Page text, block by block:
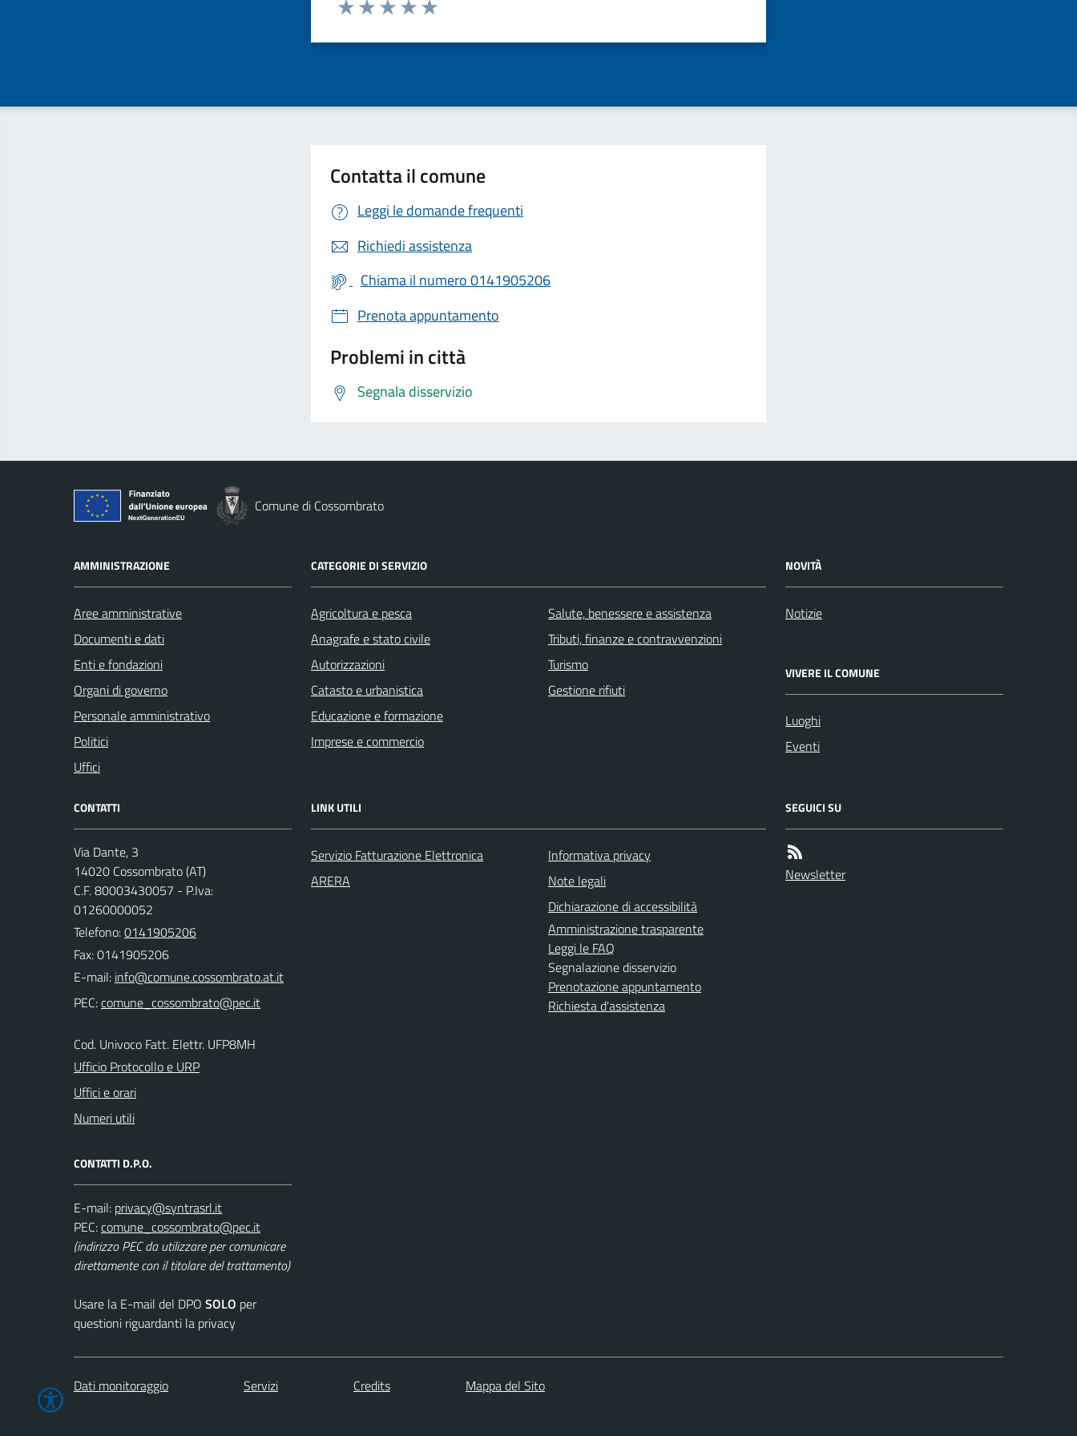
Contatta il comune
Leggi le domande frequenti
Richiedi assistenza
Chiama il numero 0141905206
Prenota appuntamento
Problemi in città
Segnala disservizio
Comune di Cossombrato
AMMINISTRAZIONE
Aree amministrative
Documenti e dati
Enti e fondazioni
Organi di governo
Personale amministrativo
Politici
Uffici
CATEGORIE DI SERVIZIO
Agricoltura e pesca
Anagrafe e stato civile
Autorizzazioni
Catasto e urbanistica
Educazione e formazione
Imprese e commercio
Salute, benessere e assistenza
Tributi, finanze e contravvenzioni
Turismo
Gestione rifiuti
NOVITÀ
Notizie
VIVERE IL COMUNE
Luoghi
Eventi
CONTATTI
Via Dante, 3
14020 Cossombrato (AT)
C.F. 80003430057 - P.Iva:
01260000052
Telefono:0141905206
Fax: 0141905206
E-mail:
PEC:
Cod. Univoco Fatt. Elettr. UFP8MH
Ufficio Protocollo e URP
Uffici e orari
Numeri utili
CONTATTI D.P.O.
E-mail:
PEC:
(indirizzo PEC da utilizzare per comunicare
direttamente con il titolare del trattamento)
Usare la E-mail del DPO SOLO per
questioni riguardanti la privacy
LINK UTILI
Servizio Fatturazione Elettronica
ARERA
Informativa privacy
Note legali
Dichiarazione di accessibilità
Amministrazione trasparente
Leggi le FAQ
Segnalazione disservizio
Prenotazione appuntamento
Richiesta d'assistenza
SEGUICI SU
Newsletter
Dati monitoraggio Servizi Credits Mappa del Sito